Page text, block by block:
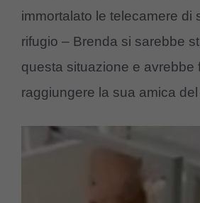
immortalato le telecamere di
rifugio – Brenda si sarebbe
questa situazione e avrebbe
raggiungere la sua amica